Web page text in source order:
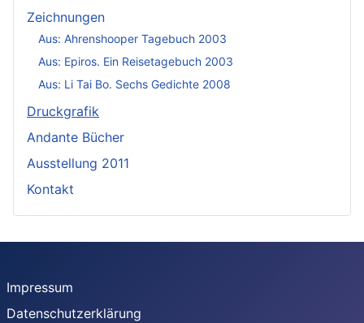
Zeichnungen
Aus: Ahrenshooper Tagebuch 2003
Aus: Epiros. Ein Reisetagebuch 2003
Aus: Li Tai Bo. Sechs Gedichte 2008
Druckgrafik
Andante Bücher
Ausstellung 2011
Kontakt
Impressum
Datenschutzerklärung